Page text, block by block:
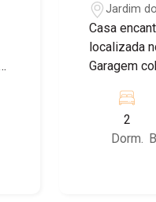
Jardim
Casa
localizada
Garagem
um suíte
fundos
Venha
2
Dorm.